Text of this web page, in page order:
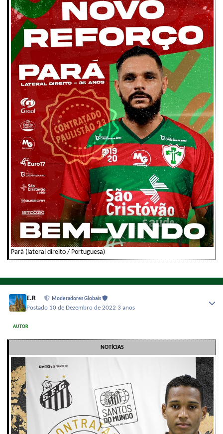
Pará (lateral direito / Portuguesa)
E.R Moderadores Globais
Postado 10 de Dezembro de 2022 3 anos
AUTOR
NOTÍCIAS